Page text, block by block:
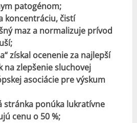
patogénom;
koncentráciu, čistí
maz a normalizuje prívod
získal ocenenie za najlepší
na zlepšenie sluchovej
asociácie pre výskum
stránka ponúka lukratívne
cenu o 50 %;